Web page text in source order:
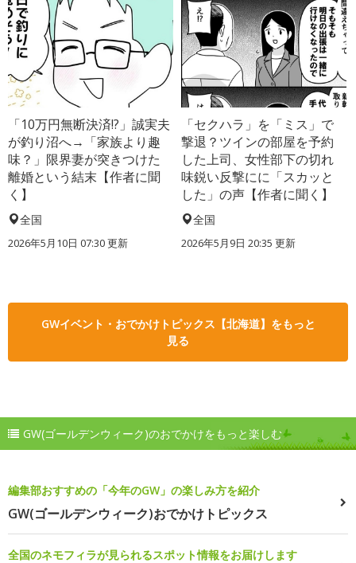
「10万円無断決済!?」誠実夫
が釣り沼へ→「家族より趣
味？」限界妻が突きつけた
離婚という結末【作者に聞
く】
全国
2026年5月10日 07:30 更新
「セクハラ」を「ミス」で
撃退？ツインの部屋を予約
した上司、女性部下の切れ
味鋭い反撃にに「スカッと
した」の声【作者に聞く】
全国
2026年5月9日 20:35 更新
GWイベント・おでかけトピックス【北海道】をもっと
見る
GW(ゴールデンウィーク)のおでかけをもっと楽しむ
編集部おすすめの「今年のGW」の楽しみ方を紹介
GW(ゴールデンウィーク)おでかけトピックス
全国のネモフィラが見られるスポット情報をお届けします